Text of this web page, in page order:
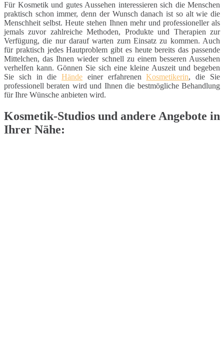
Für Kosmetik und gutes Aussehen interessieren sich die Menschen
praktisch schon immer, denn der Wunsch danach ist so alt wie die
Menschheit selbst. Heute stehen Ihnen mehr und professioneller als
jemals zuvor zahlreiche Methoden, Produkte und Therapien zur
Verfügung, die nur darauf warten zum Einsatz zu kommen. Auch
für praktisch jedes Hautproblem gibt es heute bereits das passende
Mittelchen, das Ihnen wieder schnell zu einem besseren Aussehen
verhelfen kann. Gönnen Sie sich eine kleine Auszeit und begeben
Sie sich in dieHände einer erfahrenenKosmetikerin, die Sie
professionell beraten wird und Ihnen die bestmögliche Behandlung
für Ihre Wünsche anbieten wird.
Kosmetik-Studios und andere Angebote in
Ihrer Nähe: